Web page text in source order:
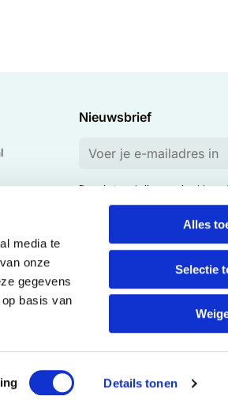
media te
onze
gegevens
basis van
Details tonen
Alles
Selectie
Nieuwsbrief
Door in te schrijven ga je
privacyverklaring.